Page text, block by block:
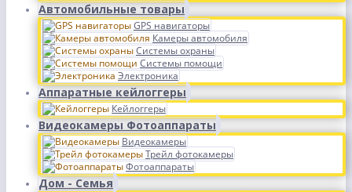
Автомобильные товары
GPS навигаторы
Камеры автомобиля
Системы охраны
Системы помощи
Электроника
Аппаратные кейлоггеры
Кейлоггеры
Видеокамеры Фотоаппараты
Видеокамеры
Трейл фотокамеры
Фотоаппараты
Дом - Семья